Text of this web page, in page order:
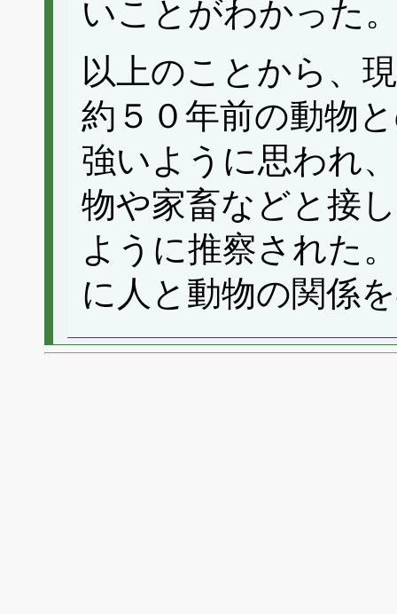
いことがわかった
以上のことから、
約５０年前の動物
強いように思われ
物や家畜などと接
ように推察された
に人と動物の関係